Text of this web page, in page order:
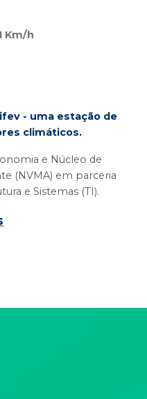
Km/h
- uma estação de
climáticos.
e Núcleo de
(NVMA) em parceria
e Sistemas (TI).